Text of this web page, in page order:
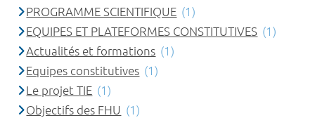
PROGRAMME SCIENTIFIQUE (1)
EQUIPES ET PLATEFORMES CONSTITUTIVES (1)
Actualités et formations (1)
Equipes constitutives (1)
Le projet TIE (1)
Objectifs des FHU (1)